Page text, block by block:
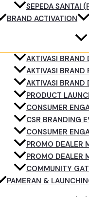
SEPEDA SANTAI
BRAND ACTIVATION
AKTIVASI BRAND
AKTIVASI BRAND
AKTIVASI BRAND
PRODUCT
CONSUMER
CSR BRANDING
CONSUMER
PROMO DEALER
PROMO DEALER
COMMUNITY
PAMERAN &